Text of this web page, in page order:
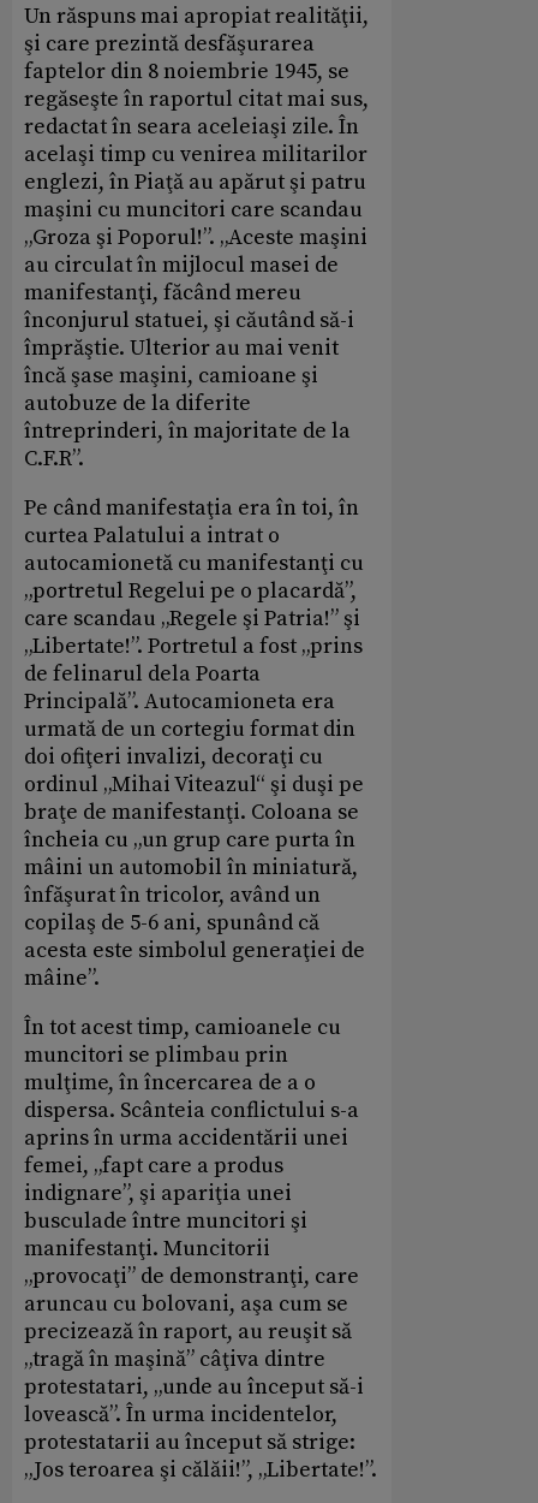
Un răspuns mai apropiat realităţii,
şi care prezintă desfăşurarea
faptelor din 8 noiembrie 1945, se
regăseşte în raportul citat mai sus,
redactat în seara aceleiaşi zile. În
acelaşi timp cu venirea militarilor
englezi, în Piaţă au apărut şi patru
maşini cu muncitori care scandau
„Groza şi Poporul!”. „Aceste maşini
au circulat în mijlocul masei de
manifestanţi, făcând mereu
înconjurul statuei, şi căutând să-i
împrăştie. Ulterior au mai venit
încă şase maşini, camioane şi
autobuze de la diferite
întreprinderi, în majoritate de la
C.F.R”.
Pe când manifestaţia era în toi, în
curtea Palatului a intrat o
autocamionetă cu manifestanţi cu
„portretul Regelui pe o placardă”,
care scandau „Regele şi Patria!” şi
„Libertate!”. Portretul a fost „prins
de felinarul dela Poarta
Principală”. Autocamioneta era
urmată de un cortegiu format din
doi ofiţeri invalizi, decoraţi cu
ordinul „Mihai Viteazul“ şi duşi pe
braţe de manifestanţi. Coloana se
încheia cu „un grup care purta în
mâini un automobil în miniatură,
înfăşurat în tricolor, având un
copilaş de 5-6 ani, spunând că
acesta este simbolul generaţiei de
mâine”.
În tot acest timp, camioanele cu
muncitori se plimbau prin
mulţime, în încercarea de a o
dispersa. Scânteia conflictului s-a
aprins în urma accidentării unei
femei, „fapt care a produs
indignare”, şi apariţia unei
busculade între muncitori şi
manifestanţi. Muncitorii
„provocaţi” de demonstranţi, care
aruncau cu bolovani, aşa cum se
precizează în raport, au reuşit să
„tragă în maşină” câţiva dintre
protestatari, „unde au început să-i
lovească”. În urma incidentelor,
protestatarii au început să strige:
„Jos teroarea şi călăii!”, „Libertate!”.